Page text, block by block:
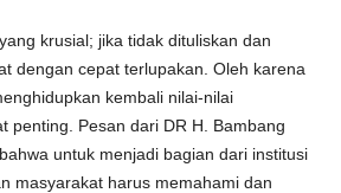
krusial; jika tidak dituliskan dan
dengan cepat terlupakan. Oleh karena
kembali nilai-nilai
penting. Pesan dari DR H. Bambang
untuk menjadi bagian dari institusi
masyarakat harus memahami dan